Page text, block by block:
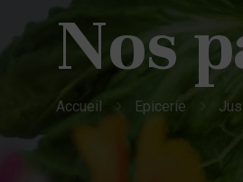
Nos
Accueil Epicerie